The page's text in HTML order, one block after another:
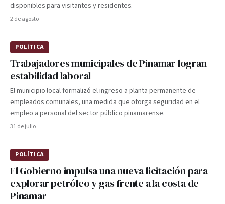
disponibles para visitantes y residentes.
2 de agosto
POLÍTICA
Trabajadores municipales de Pinamar logran
estabilidad laboral
El municipio local formalizó el ingreso a planta permanente de
empleados comunales, una medida que otorga seguridad en el
empleo a personal del sector público pinamarense.
31 de julio
POLÍTICA
El Gobierno impulsa una nueva licitación para
explorar petróleo y gas frente a la costa de
Pinamar